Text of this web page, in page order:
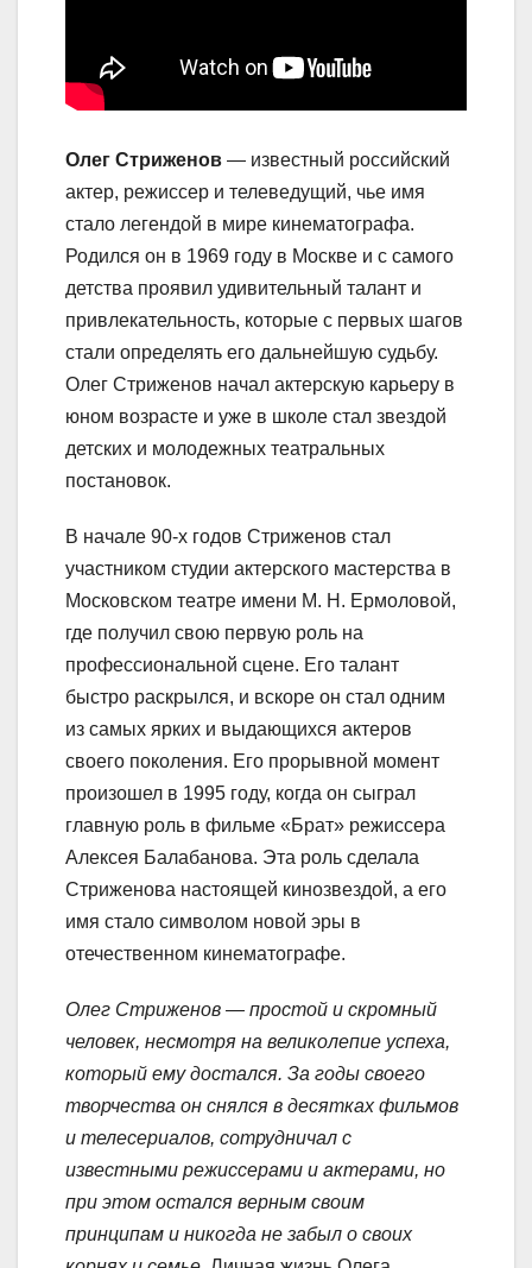
Олег Стриженов — известный российский
актер, режиссер и телеведущий, чье имя
стало легендой в мире кинематографа.
Родился он в 1969 году в Москве и с самого
детства проявил удивительный талант и
привлекательность, которые с первых шагов
стали определять его дальнейшую судьбу.
Олег Стриженов начал актерскую карьеру в
юном возрасте и уже в школе стал звездой
детских и молодежных театральных
постановок.
В начале 90-х годов Стриженов стал
участником студии актерского мастерства в
Московском театре имени М. Н. Ермоловой,
где получил свою первую роль на
профессиональной сцене. Его талант
быстро раскрылся, и вскоре он стал одним
из самых ярких и выдающихся актеров
своего поколения. Его прорывной момент
произошел в 1995 году, когда он сыграл
главную роль в фильме «Брат» режиссера
Алексея Балабанова. Эта роль сделала
Стриженова настоящей кинозвездой, а его
имя стало символом новой эры в
отечественном кинематографе.
Олег Стриженов — простой и скромный
человек, несмотря на великолепие успеха,
который ему достался. За годы своего
творчества он снялся в десятках фильмов
и телесериалов, сотрудничал с
известными режиссерами и актерами, но
при этом остался верным своим
принципам и никогда не забыл о своих